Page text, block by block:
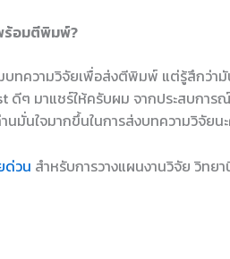
ร้อมตีพิมพ์?
ความวิจัยเพื่อส่งตีพิมพ์ แต่รู้สึกว่ามัน
ดีๆ มาแชร์ให้ครับผม จากประสบกา
มั่นใจมากขึ้นในการส่งบทความวิจัยน
ด่วน สำหรับการวางแผนงานวิจัย วิท